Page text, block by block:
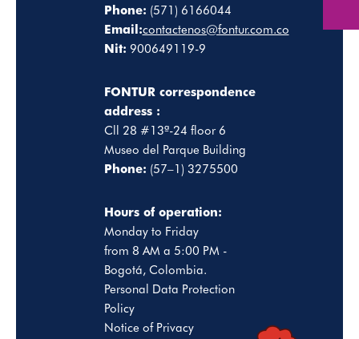
Phone: (571) 6166044
Email:contactenos@fontur.com.co
Nit: 900649119-9
FONTUR correspondence
address :
Cll 28 #13ª-24 floor 6
Museo del Parque Building
Phone: (57–1) 3275500
Hours of operation:
Monday to Friday
from 8 AM a 5:00 PM -
Bogotá, Colombia.
Personal Data Protection
Policy
Notice of Privacy